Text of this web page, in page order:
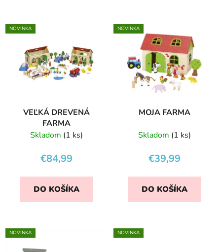
NOVINKA
VEĽKÁ DREVENÁ
FARMA
Skladom (1 ks)
€84,99
DO KOŠÍKA
NOVINKA
MOJA FARMA
Skladom (1 ks)
€39,99
DO KOŠÍKA
NOVINKA NOVINKA